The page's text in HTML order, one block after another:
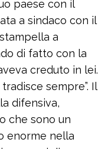
paese con il
a sindaco con il
a
di fatto con la
creduto in lei.
sempre”. Il
difensiva,
che sono un
enorme nella